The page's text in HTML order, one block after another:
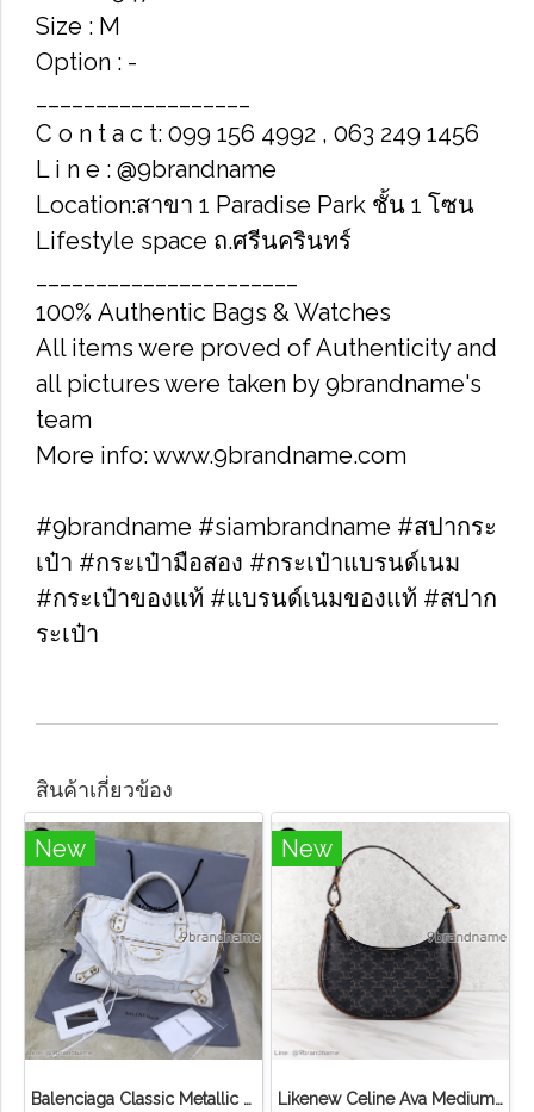
Size : M
Option : -
C o n t a c t: 099 156 4992 , 063 249 1456
L i n e : @9brandname
Location:สาขา 1 Paradise Park ชั้น 1 โซน
Lifestyle space ถ.ศรีนครินทร์
100% Authentic Bags & Watches
All items were proved of Authenticity and
all pictures were taken by 9brandname's
team
More info: www.9brandname.com
#9brandname #siambrandname #สปากระ
เป๋า #กระเป๋ามือสอง #กระเป๋าแบรนด์เนม
#กระเป๋าของแท้ #แบรนด์เนมของแท้ #สปาก
ระเป๋า
สินค้าเกี่ยวข้อง
New
Balenciaga Classic Metallic Edge City Bag
New
Likenew Celine Ava Medium Triomphe Canvas